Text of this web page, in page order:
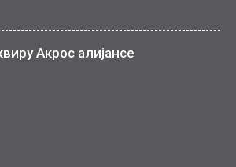
Акрос алијансе